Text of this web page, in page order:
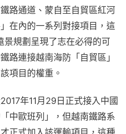
路通道、蒙自至自貿區紅河
在內的一系列對接項目，這
規劃呈現了志在必得的可
路連接越南海防「自貿區」
項目的權重。
年11月29日正式接入中國
中歐班列」，但越南鐵路系